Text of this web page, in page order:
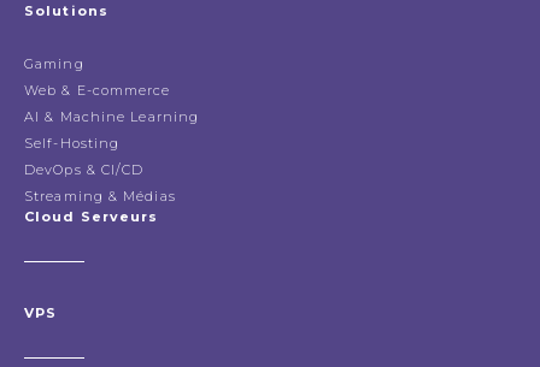
Solutions
Gaming
Web & E-commerce
AI & Machine Learning
Self-Hosting
DevOps & CI/CD
Streaming & Médias
Cloud Serveurs
VPS